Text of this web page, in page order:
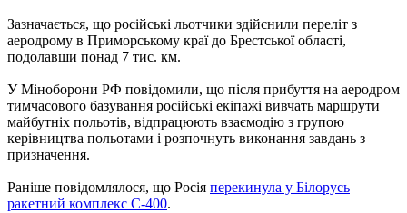
Зазначається, що російські льотчики здійснили переліт з
аеродрому в Приморському краї до Брестської області,
подолавши понад 7 тис. км.
У Міноборони РФ повідомили, що після прибуття на аеродром
тимчасового базування російські екіпажі вивчать маршрути
майбутніх польотів, відпрацюють взаємодію з групою
керівництва польотами і розпочнуть виконання завдань з
призначення.
Раніше повідомлялося, що Росія перекинула у Білорусь
ракетний комплекс С-400.